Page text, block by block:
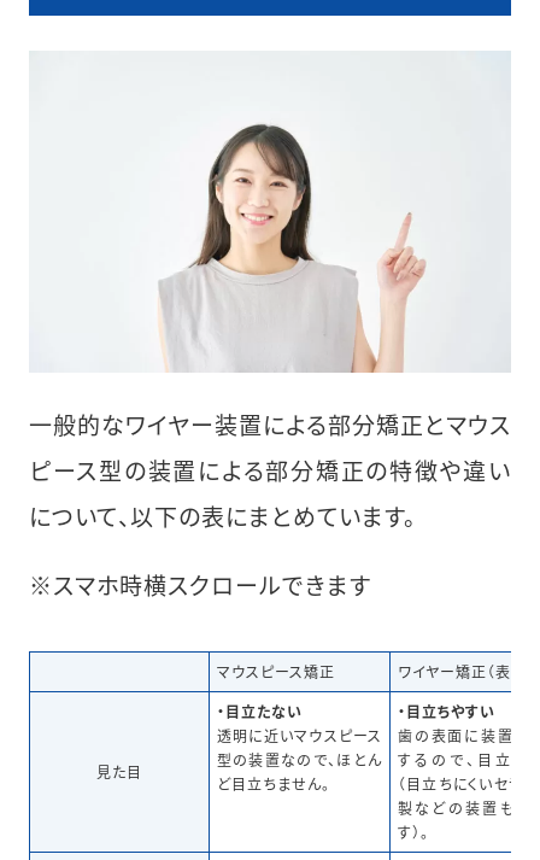
一般的なワイヤー装置による部分矯正とマウス
ピース型の装置による部分矯正の特徴や違い
について、以下の表にまとめています。
※スマホ時横スクロールできます
マウスピース矯正 ワイヤー矯正（表側）
見た目
・目立たない
透明に近いマウスピース
型の装置なので、ほとん
ど目立ちません。
・目立ちやすい
歯の表面に装置を
するので、目立ち
（目立ちにくいセラミ
製などの装置もあ
す）。